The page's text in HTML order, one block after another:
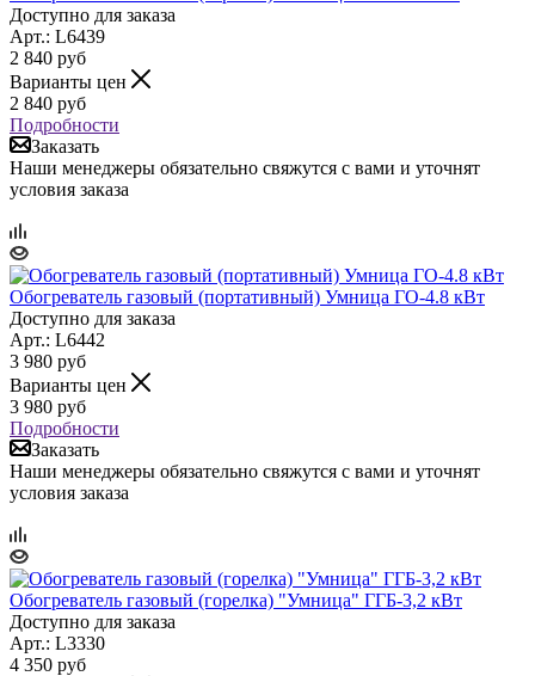
Доступно для заказа
Арт.: L6439
2 840 руб
Варианты цен
2 840 руб
Подробности
Заказать
Наши менеджеры обязательно свяжутся с вами и уточнят
условия заказа
Обогреватель газовый (портативный) Умница ГО-4.8 кВт
Доступно для заказа
Арт.: L6442
3 980 руб
Варианты цен
3 980 руб
Подробности
Заказать
Наши менеджеры обязательно свяжутся с вами и уточнят
условия заказа
Обогреватель газовый (горелка) "Умница" ГГБ-3,2 кВт
Доступно для заказа
Арт.: L3330
4 350 руб